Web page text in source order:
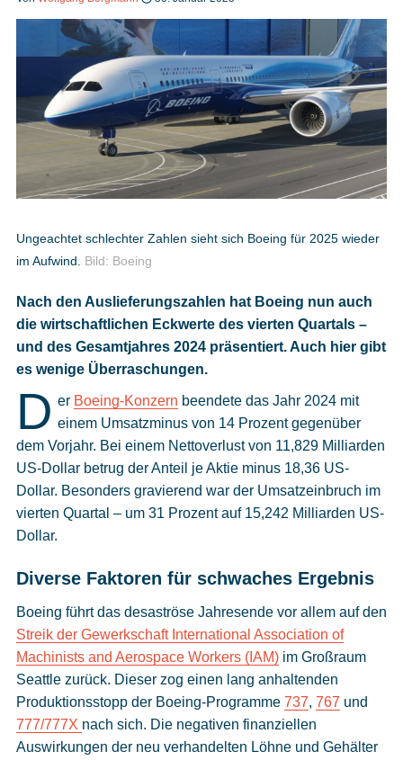
Heft bestellen
Digitale Ausgabe
Podcast
Mediadaten
Datenschutz
Cookies
Datenschutzeinstellungen
Ungeachtet schlechter Zahlen sieht sich Boeing für 2025 wieder
im Aufwind.
Bild: Boeing
Nach den Auslieferungszahlen hat Boeing nun auch
die wirtschaftlichen Eckwerte des vierten Quartals –
und des Gesamtjahres 2024 präsentiert. Auch hier gibt
es wenige Überraschungen.
D er Boeing-Konzern beendete das Jahr 2024 mit
einem Umsatzminus von 14 Prozent gegenüber
dem Vorjahr. Bei einem Nettoverlust von 11,829 Milliarden
US-Dollar betrug der Anteil je Aktie minus 18,36 US-
Dollar. Besonders gravierend war der Umsatzeinbruch im
vierten Quartal – um 31 Prozent auf 15,242 Milliarden US-
Dollar.
Diverse Faktoren für schwaches Ergebnis
Boeing führt das desaströse Jahresende vor allem auf den
Streik der Gewerkschaft International Association of
Machinists and Aerospace Workers (IAM)im Großraum
Seattle zurück. Dieser zog einen lang anhaltenden
Produktionsstopp der Boeing-Programme 737, 767 und
777/777X nach sich. Die negativen finanziellen
Auswirkungen der neu verhandelten Löhne und Gehälter